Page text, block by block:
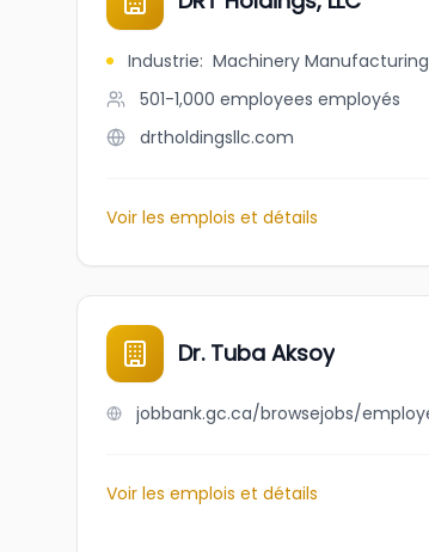
Industrie: Machinery Manufacturing
501-1,000 employees employés
drtholdingsllc.com
Voir les emplois et détails
Dr. Tuba Aksoy
Voir les emplois et détails